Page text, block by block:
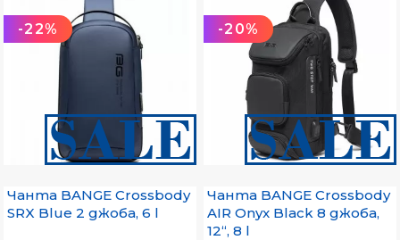
-22%
Чанта BANGE Crossbody
SRX Blue 2 джоба, 6 l
-20%
Чанта BANGE Crossbody
AIR Onyx Black 8 джоба,
12“, 8 l